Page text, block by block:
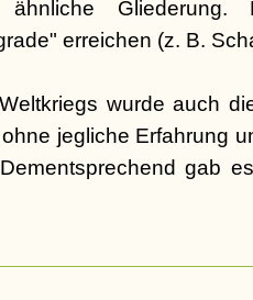
Gliederung.
erreichen (z. B.
wurde auch
jegliche Erfahrung
gab